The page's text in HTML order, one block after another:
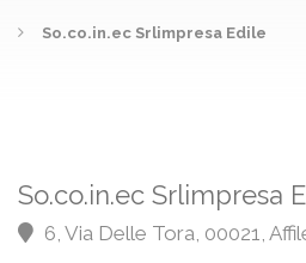
So.co.in.ec Srlimpresa Edile
So.co.in.ec Srlimpresa
6, Via Delle Tora, 00021,